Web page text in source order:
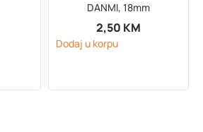
DANMI, 18mm
2,50 KM
Dodaj u korpu